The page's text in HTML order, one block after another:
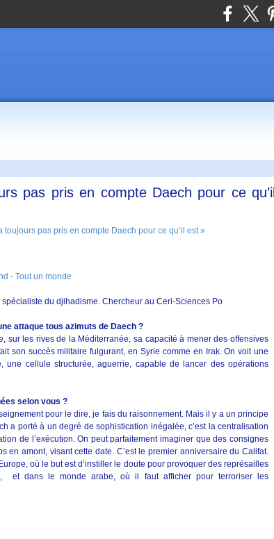
pas pris en compte Daech pour ce qu’il
- Tout un monde
du djihadisme. Chercheur au Ceri-Sciences Po
attaque tous azimuts de Daech ?
sur les rives de la Méditerranée, sa capacité à mener des offensives
son succès militaire fulgurant, en Syrie comme en Irak. On voit une
une cellule structurée, aguerrie, capable de lancer des opérations
selon vous ?
pour le dire, je fais du raisonnement. Mais il y a un principe
a porté à un degré de sophistication inégalée, c’est la centralisation
de l’exécution. On peut parfaitement imaginer que des consignes
en amont, visant cette date. C’est le premier anniversaire du Califat.
où le but est d’instiller le doute pour provoquer des représailles
et dans le monde arabe, où il faut afficher pour terroriser les